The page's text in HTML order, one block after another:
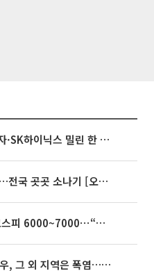
[베스트&워스트] 삼성전자·SK하이닉스 밀린 한 주…상상인증권은 85% 급등
35도 안팎 무더위 이어져…전국 곳곳 소나기 [오늘 날씨]
[주간증시전망] 다음주 코스피 6000~7000⋯“外人 수급은 정책이 변수”
동해안은 시간당 80㎜ 폭우, 그 외 지역은 폭염…‘극과 극 날씨’